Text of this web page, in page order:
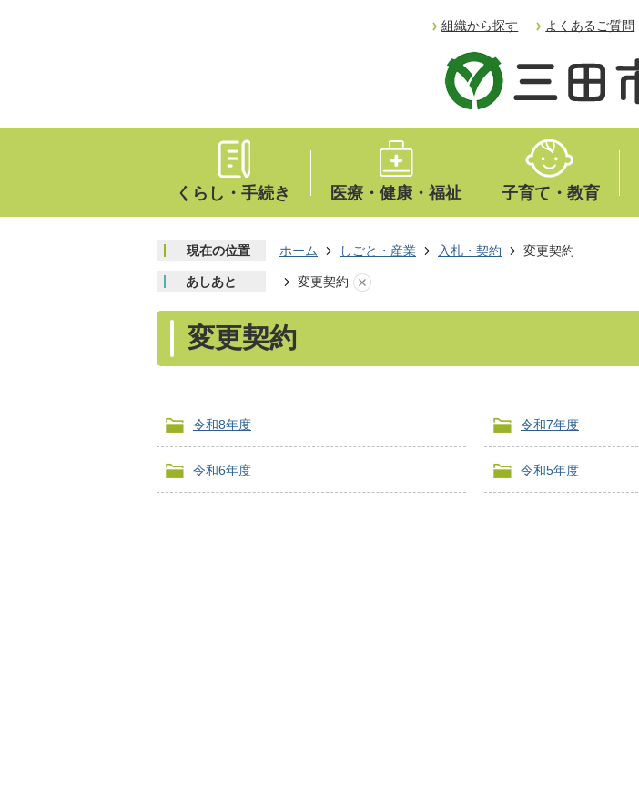
組織から探す よくあるご質問
くらし・手続き 医療・健康・福祉 子育て・教育
現在の位置 ホーム しごと・産業 入札・契約 変更契約
あしあと 変更契約
変更契約
令和8年度 令和7年度
令和6年度 令和5年度